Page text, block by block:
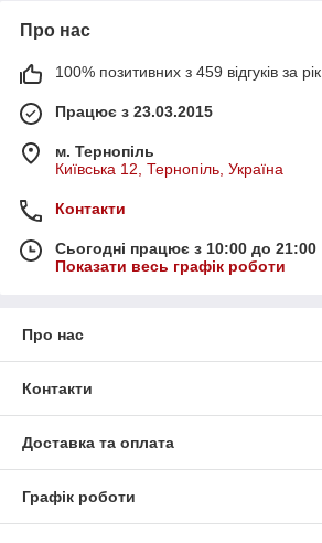
Про нас
100% позитивних з 459 відгуків за рік
Працює з 23.03.2015
м. Тернопіль
Київська 12, Тернопіль, Україна
Контакти
Сьогодні працює з 10:00 до 21:00
Показати весь графік роботи
Про нас
Контакти
Доставка та оплата
Графік роботи